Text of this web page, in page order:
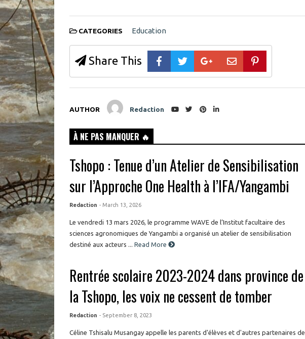
i
d
w
CATEGORIES Education
Share This
AUTHOR Redaction
À NE PAS MANQUER 🔥
Tshopo : Tenue d’un Atelier de Sensibilisation
sur l’Approche One Health à l’IFA/Yangambi
Redaction - March 13, 2026
Le vendredi 13 mars 2026, le programme WAVE de l’Institut facultaire des
sciences agronomiques de Yangambi a organisé un atelier de sensibilisation
destiné aux acteurs ... Read More
Rentrée scolaire 2023-2024 dans province de
la Tshopo, les voix ne cessent de tomber
Redaction - September 8, 2023
Céline Tshisalu Musangay appelle les parents d'élèves et d'autres partenaires de